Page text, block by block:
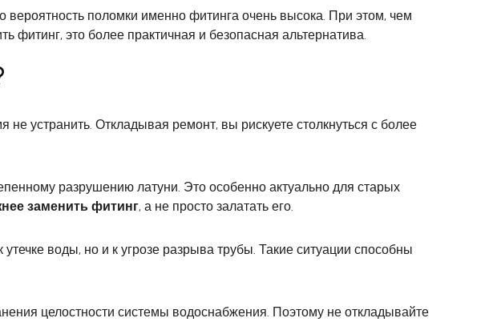
вероятность поломки именно фитинга очень высока. При этом, чем
фитинг, это более практичная и безопасная альтернатива.
устранить. Откладывая ремонт, вы рискуете столкнуться с более
разрушению латуни. Это особенно актуально для старых
заменить фитинг, а не просто залатать его.
воды, но и к угрозе разрыва трубы. Такие ситуации способны
целостности системы водоснабжения. Поэтому не откладывайте